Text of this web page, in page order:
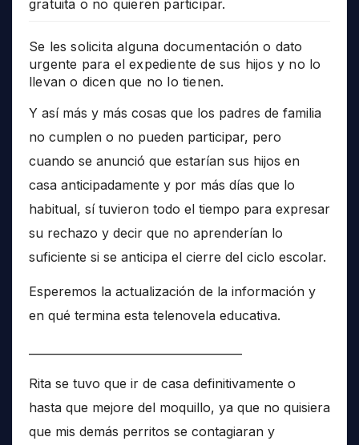
gratuita o no quieren participar.
Se les solicita alguna documentación o dato
urgente para el expediente de sus hijos y no lo
llevan o dicen que no lo tienen.
Y así más y más cosas que los padres de familia
no cumplen o no pueden participar, pero
cuando se anunció que estarían sus hijos en
casa anticipadamente y por más días que lo
habitual, sí tuvieron todo el tiempo para expresar
su rechazo y decir que no aprenderían lo
suficiente si se anticipa el cierre del ciclo escolar.
Esperemos la actualización de la información y
en qué termina esta telenovela educativa.
Rita se tuvo que ir de casa definitivamente o
hasta que mejore del moquillo, ya que no quisiera
que mis demás perritos se contagiaran y